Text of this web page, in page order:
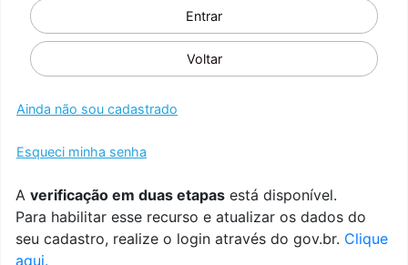
Entrar
Voltar
Ainda não sou cadastrado
Esqueci minha senha
A verificação em duas etapas está disponível.
Para habilitar esse recurso e atualizar os dados do
seu cadastro, realize o login através do gov.br. Clique
aqui.